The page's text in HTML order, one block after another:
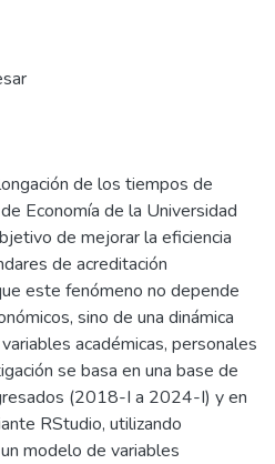
de los tiempos de
Economía de la Universidad
de mejorar la eficiencia
de acreditación
este fenómeno no depende
sino de una dinámica
académicas, personales
se basa en una base de
(2018-I a 2024-I) y en
RStudio, utilizando
modelo de variables